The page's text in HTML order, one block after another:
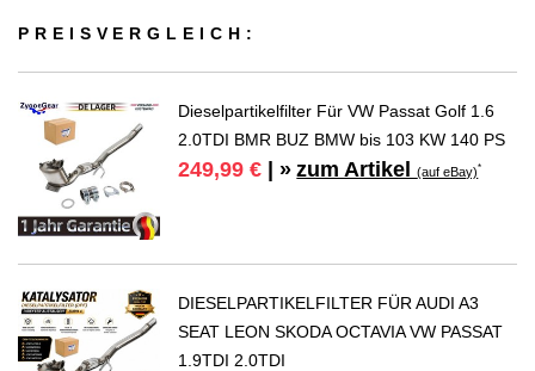
PREIS­VER­GLEICH:
Dieselpartikelfilter Für VW Passat Golf 1.6
2.0TDI BMR BUZ BMW bis 103 KW 140 PS
249,99 € | » zum Artikel(auf eBay)*
DIESELPARTIKELFILTER FÜR AUDI A3
SEAT LEON SKODA OCTAVIA VW PASSAT
1.9TDI 2.0TDI